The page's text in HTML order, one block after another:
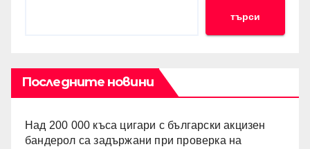
търси
Последните новини
Над 200 000 къса цигари с български акцизен
бандерол са задържани при проверка на